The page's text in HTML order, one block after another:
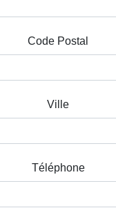
Code Postal
Ville
Téléphone